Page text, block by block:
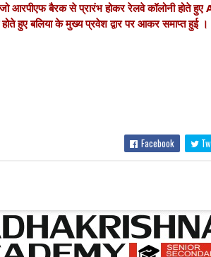
आरपीएफ बैरक से प्रारंभ होकर रेलवे कॉलोनी होते हुए
होते हुए बलिया के मुख्य प्रवेश द्वार पर आकर समाप्त हुई ।
Facebook